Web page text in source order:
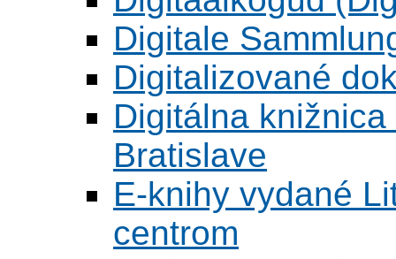
Digitale
Digitalizované
Digitálna
Bratislave
E-knihy vydané
centrom